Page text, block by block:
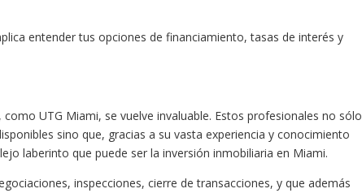
entender tus opciones de financiamiento, tasas de interés y
UTG Miami, se vuelve invaluable. Estos profesionales no sólo
sino que, gracias a su vasta experiencia y conocimiento
laberinto que puede ser la inversión inmobiliaria en Miami.
inspecciones, cierre de transacciones, y que además